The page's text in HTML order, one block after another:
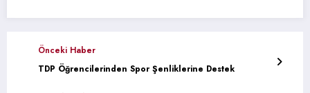
Önceki Haber
TDP Öğrencilerinden Spor Şenliklerine Destek